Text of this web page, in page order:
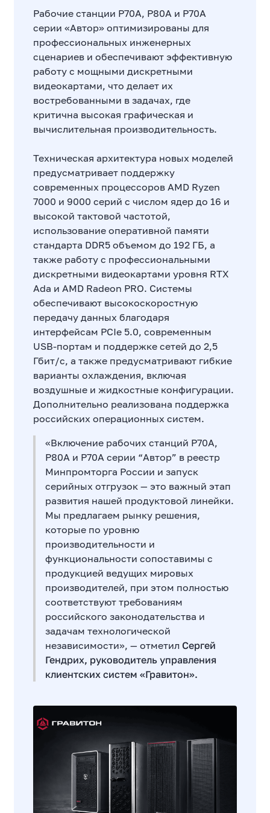
Рабочие станции Р70А, Р80А и Р70А
серии «Автор» оптимизированы для
профессиональных инженерных
сценариев и обеспечивают эффективную
работу с мощными дискретными
видеокартами, что делает их
востребованными в задачах, где
критична высокая графическая и
вычислительная производительность.
Техническая архитектура новых моделей
предусматривает поддержку
современных процессоров AMD Ryzen
7000 и 9000 серий с числом ядер до 16 и
высокой тактовой частотой,
использование оперативной памяти
стандарта DDR5 объемом до 192 ГБ, а
также работу с профессиональными
дискретными видеокартами уровня RTX
Ada и AMD Radeon PRO. Системы
обеспечивают высокоскоростную
передачу данных благодаря
интерфейсам PCIe 5.0, современным
USB-портам и поддержке сетей до 2,5
Гбит/с, а также предусматривают гибкие
варианты охлаждения, включая
воздушные и жидкостные конфигурации.
Дополнительно реализована поддержка
российских операционных систем.
«Включение рабочих станций Р70А,
Р80А и Р70А серии “Автор” в реестр
Минпромторга России и запуск
серийных отгрузок — это важный этап
развития нашей продуктовой линейки.
Мы предлагаем рынку решения,
которые по уровню
производительности и
функциональности сопоставимы с
продукцией ведущих мировых
производителей, при этом полностью
соответствуют требованиям
российского законодательства и
задачам технологической
независимости», — отметилСергей
Гендрих, руководитель управления
клиентских систем «Гравитон».